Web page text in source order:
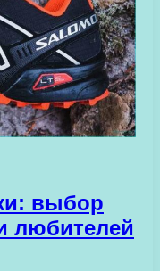
выбор
любителей